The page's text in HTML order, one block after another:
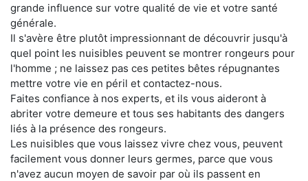
grande influence sur votre qualité de vie et votre santé
générale.
Il s'avère être plutôt impressionnant de découvrir jusqu'à
quel point les nuisibles peuvent se montrer rongeurs pour
l'homme ; ne laissez pas ces petites bêtes répugnantes
mettre votre vie en péril et contactez-nous.
Faites confiance à nos experts, et ils vous aideront à
abriter votre demeure et tous ses habitants des dangers
liés à la présence des rongeurs.
Les nuisibles que vous laissez vivre chez vous, peuvent
facilement vous donner leurs germes, parce que vous
n'avez aucun moyen de savoir par où ils passent en